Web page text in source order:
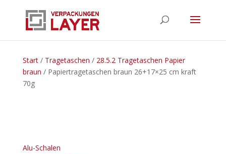
Start/ Tragetaschen / 28.5.2 Tragetaschen Papier
braun / Papiertragetaschen braun 26+17×25 cm kraft
70g
Alu-Schalen